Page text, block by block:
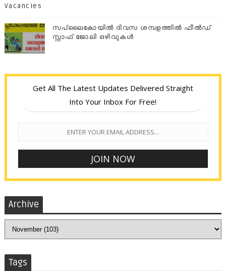
Vacancies
സപ്ലൈകോയില്‍ ദിവസ ശമ്പളത്തിൽ ഫീല്‍ഡ്
സ്റ്റാഫ് ജോലി ഒഴിവുകൾ
Get All The Latest Updates Delivered Straight
Into Your Inbox For Free!
Archive
Tags